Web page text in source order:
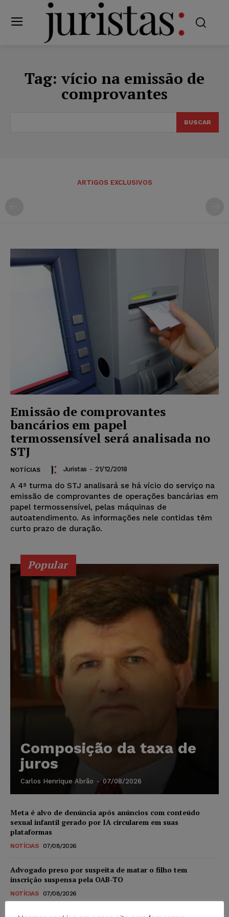
Tag: vício na emissão de
comprovantes
BUSCAR
ARTIGOS EXCLUSIVOS
Emissão de comprovantes
bancários em papel
termossensível será analisada no
STJ
NOTÍCIAS Juristas - 21/12/2018
A 4ª turma do STJ analisará se há vício do serviço na
emissão de comprovantes de operações bancárias em
papel termossensível, pelas máquinas de
autoatendimento. As informações nele contidas têm
curto prazo de duração.
Popular
Composição da taxa de
juros
Carlos Henrique Abrão - 07/08/2026
Meta é alvo de denúncia após anúncios com conteúdo
sexual infantil gerado por IA circularem em suas
plataformas
NOTÍCIAS 07/08/2026
Advogado preso por suspeita de matar o filho tem
inscrição suspensa pela OAB-TO
NOTÍCIAS 07/08/2026